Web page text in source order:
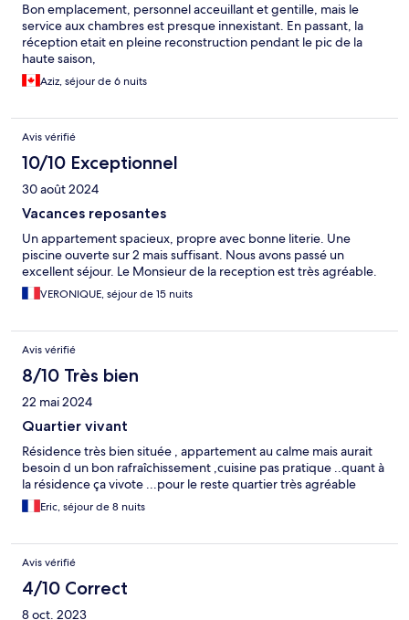
Bon emplacement, personnel acceuillant et gentille, mais le
service aux chambres est presque innexistant. En passant, la
réception etait en pleine reconstruction pendant le pic de la
haute saison,
Aziz, séjour de 6 nuits
Avis vérifié
10/10 Exceptionnel
30 août 2024
Vacances reposantes
Un appartement spacieux, propre avec bonne literie. Une
piscine ouverte sur 2 mais suffisant. Nous avons passé un
excellent séjour. Le Monsieur de la reception est très agréable.
VERONIQUE, séjour de 15 nuits
Avis vérifié
8/10 Très bien
22 mai 2024
Quartier vivant
Résidence très bien située , appartement au calme mais aurait
besoin d un bon rafraîchissement ,cuisine pas pratique ..quant à
la résidence ça vivote ...pour le reste quartier très agréable
Eric, séjour de 8 nuits
Avis vérifié
4/10 Correct
8 oct. 2023